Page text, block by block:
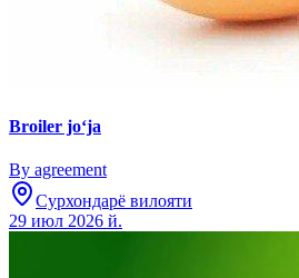
Broiler joʻja
By agreement
Сурхондарё вилояти
29 июл 2026 й.